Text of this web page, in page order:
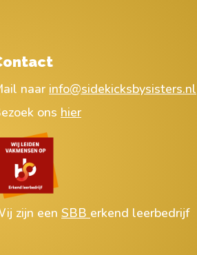
naar info@sidekicksbysisters.nl
ons hier
zijn een SBB erkend leerbedrijf